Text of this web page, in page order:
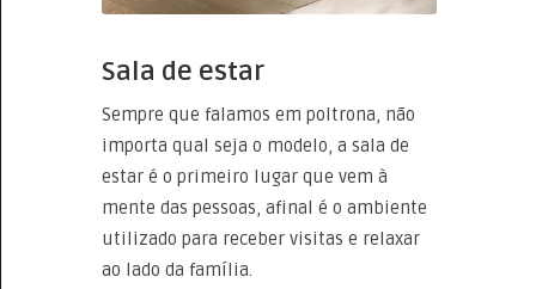
Sala de estar
Sempre que falamos em poltrona, não
importa qual seja o modelo, a sala de
estar é o primeiro lugar que vem à
mente das pessoas, afinal é o ambiente
utilizado para receber visitas e relaxar
ao lado da família.